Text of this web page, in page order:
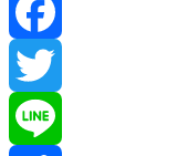
Facebook
Twitter